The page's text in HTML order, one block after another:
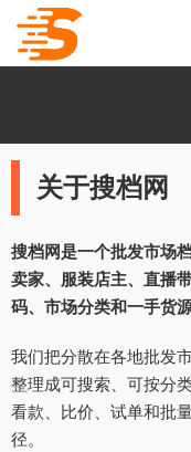
关于搜档网
搜档网是一个批发市场
卖家、服装店主、直播
码、市场分类和一手货源
我们把分散在各地批发
整理成可搜索、可按分
看款、比价、试单和批
径。